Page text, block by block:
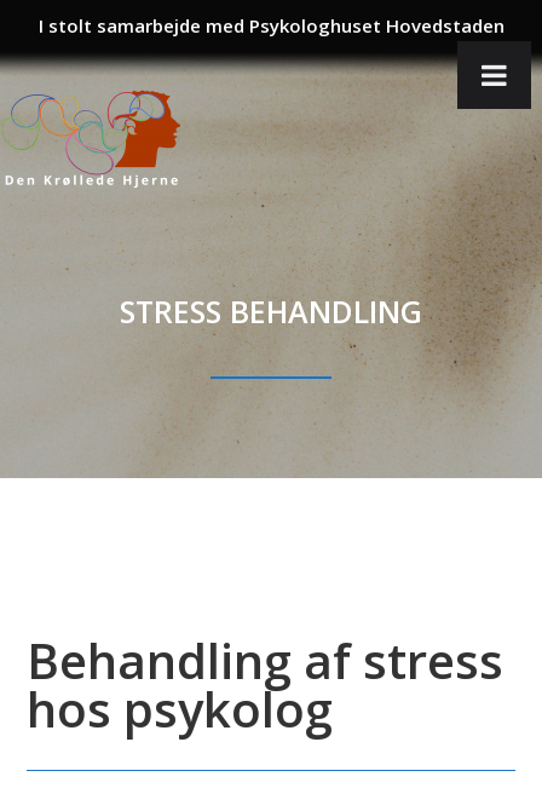
I stolt samarbejde med Psykologhuset Hovedstaden
STRESS BEHANDLING
Behandling af stress
hos psykolog